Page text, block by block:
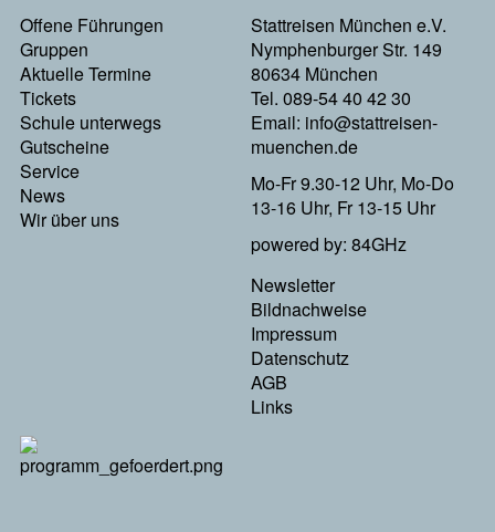
Footermenu
Links
Offene Führungen
Gruppen
Aktuelle Termine
Tickets
Schule unterwegs
Gutscheine
Service
News
Wir über uns
Stattreisen München e.V.
Nymphenburger Str. 149
80634 München
Tel. 089-54 40 42 30
Email: info@stattreisen-
muenchen.de
Mo-Fr 9.30-12 Uhr, Mo-Do
13-16 Uhr, Fr 13-15 Uhr
powered by: 84GHz
Footer
Menu
Rechts
Newsletter
Bildnachweise
Impressum
Datenschutz
AGB
Links